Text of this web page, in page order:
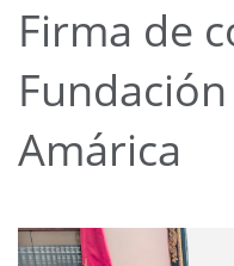
Firma de
Amárica